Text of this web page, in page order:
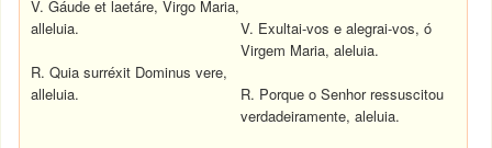
V. Gáude et laetáre, Virgo Maria,
alleluia.
R. Quia surréxit Dominus vere,
alleluia.
V. Exultai-vos e alegrai-vos, ó
Virgem Maria, aleluia.
R. Porque o Senhor ressuscitou
verdadeiramente, aleluia.